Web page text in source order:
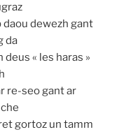
daou dewezh gant
da
deus « les haras »
re-seo gant ar
gortoz un tamm